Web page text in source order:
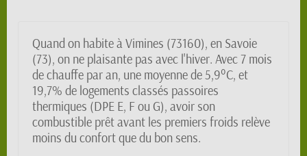
Quand on habite à Vimines (73160), en Savoie
(73), on ne plaisante pas avec l'hiver. Avec 7 mois
de chauffe par an, une moyenne de 5,9°C, et
19,7% de logements classés passoires
thermiques (DPE E, F ou G), avoir son
combustible prêt avant les premiers froids relève
moins du confort que du bon sens.